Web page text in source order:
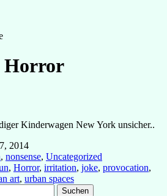
Horror
Kinderwagen New York unsicher..
2014
, nonsense, Uncategorized
, Horror, irritation, joke, provocation,
art, urban spaces